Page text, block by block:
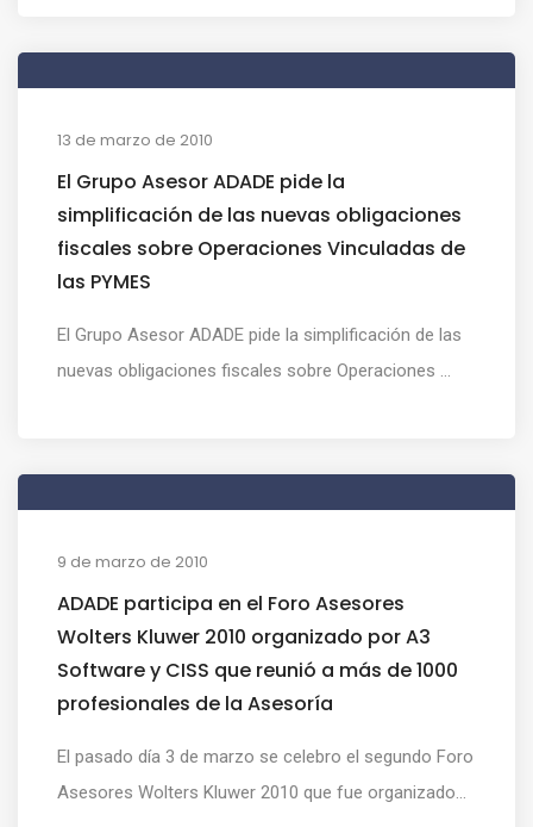
13 de marzo de 2010
El Grupo Asesor ADADE pide la
simplificación de las nuevas obligaciones
fiscales sobre Operaciones Vinculadas de
las PYMES
El Grupo Asesor ADADE pide la simplificación de las
nuevas obligaciones fiscales sobre Operaciones ...
9 de marzo de 2010
ADADE participa en el Foro Asesores
Wolters Kluwer 2010 organizado por A3
Software y CISS que reunió a más de 1000
profesionales de la Asesoría
El pasado día 3 de marzo se celebro el segundo Foro
Asesores Wolters Kluwer 2010 que fue organizado...